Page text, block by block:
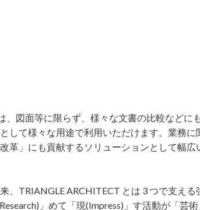
、図⾯等に限らず、様々な⽂書の⽐較などに
して様々な⽤途で利⽤いただけます。業務
⾰」にも貢献するソリューションとして幅広
、TRIANGLE ARCHITECT とは 3 つで⽀え
」めて「現(Impress)」す活動が「芸